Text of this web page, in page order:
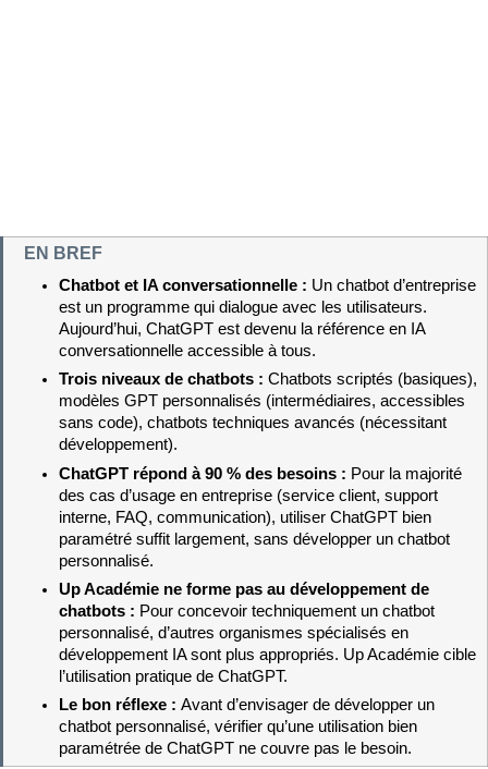
EN BREF
Chatbot et IA conversationnelle : Un chatbot d’entreprise
est un programme qui dialogue avec les utilisateurs.
Aujourd’hui, ChatGPT est devenu la référence en IA
conversationnelle accessible à tous.
Trois niveaux de chatbots : Chatbots scriptés (basiques),
modèles GPT personnalisés (intermédiaires, accessibles
sans code), chatbots techniques avancés (nécessitant
développement).
ChatGPT répond à 90 % des besoins : Pour la majorité
des cas d’usage en entreprise (service client, support
interne, FAQ, communication), utiliser ChatGPT bien
paramétré suffit largement, sans développer un chatbot
personnalisé.
Up Académie ne forme pas au développement de
chatbots : Pour concevoir techniquement un chatbot
personnalisé, d’autres organismes spécialisés en
développement IA sont plus appropriés. Up Académie cible
l’utilisation pratique de ChatGPT.
Le bon réflexe : Avant d’envisager de développer un
chatbot personnalisé, vérifier qu’une utilisation bien
paramétrée de ChatGPT ne couvre pas le besoin.